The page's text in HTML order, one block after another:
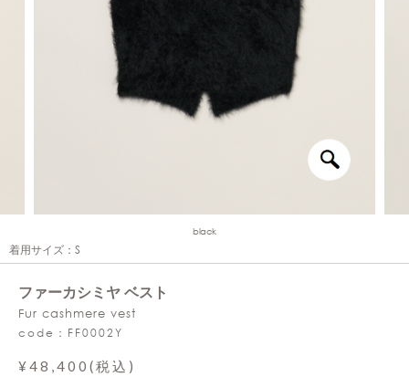
black
着用サイズ：S
ファーカシミヤ ベスト
Fur cashmere vest
code：FF0002Y
¥48,400(税込)